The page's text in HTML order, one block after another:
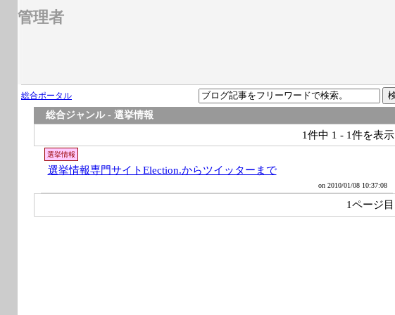
管理者
総合ポータル
総合ジャンル - 選挙情報
1件中 1 - 1件を表示
選挙情報
選挙情報専門サイトElection.からツイッターまで
on 2010/01/08 10:37:08
1ページ目